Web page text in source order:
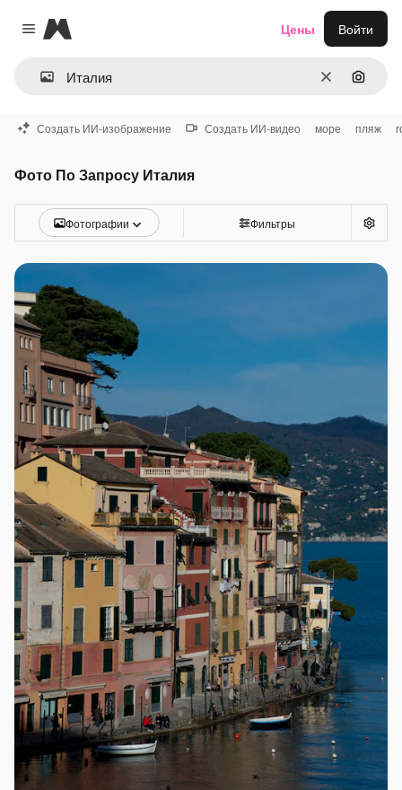
Close menu
Magnific
ОчиститьПоиск
Цены Войти
Создать ИИ-изображение Создать ИИ-видео море пляж
Фото По Запросу Италия
Фотографии Фильтры